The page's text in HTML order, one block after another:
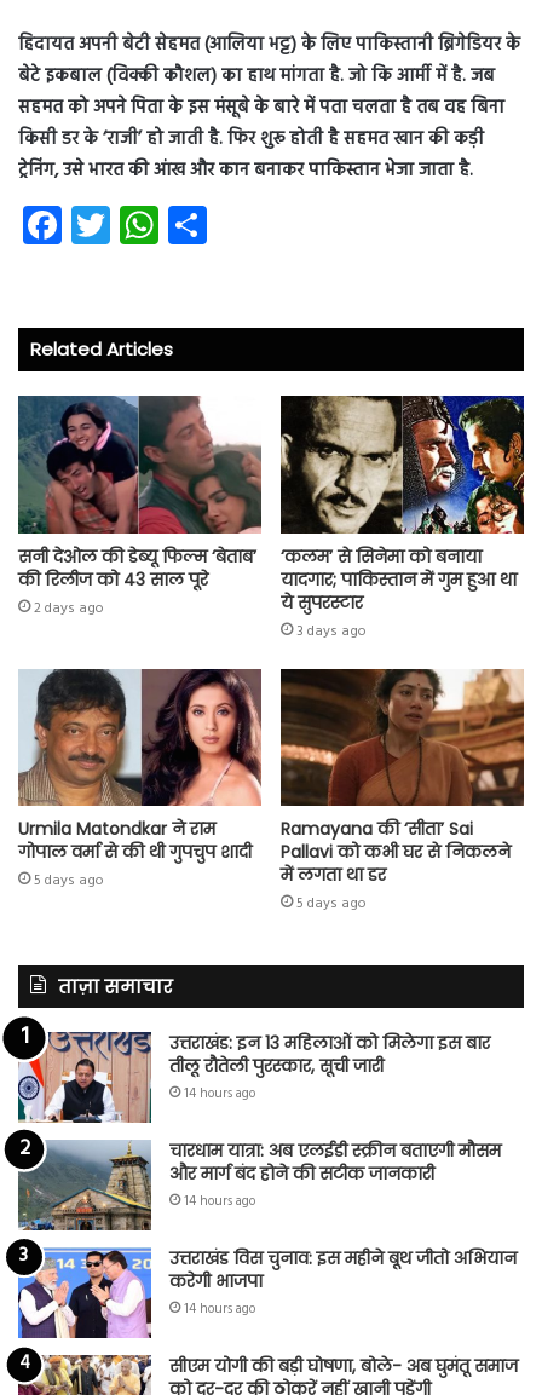
हिदायत अपनी बेटी सेहमत (आलिया भट्ट) के लिए पाकिस्तानी ब्रिगेडियर के
बेटे इकबाल (विक्की कौशल) का हाथ मांगता है. जो कि आर्मी में है. जब
सहमत को अपने पिता के इस मंसूबे के बारे में पता चलता है तब वह बिना
किसी डर के ‘राजी’ हो जाती है. फिर शुरू होती है सहमत खान की कड़ी
ट्रेनिंग, उसे भारत की आंख और कान बनाकर पाकिस्तान भेजा जाता है.
Fa
ce
o
ok
T
wi
er
W
ha
A
p
p
Related Articles
सनी देओल की डेब्यू फिल्म ‘बेताब’
की रिलीज को 43 साल पूरे
2 days ago
‘कलम’ से सिनेमा को बनाया
यादगार; पाकिस्तान में गुम हुआ था
ये सुपरस्टार
3 days ago
Urmila Matondkar ने राम
गोपाल वर्मा से की थी गुपचुप शादी
5 days ago
Ramayana की ‘सीता’ Sai
Pallavi को कभी घर से निकलने
में लगता था डर
5 days ago
ताज़ा समाचार
उत्तराखंड: इन 13 महिलाओं को मिलेगा इस बार
तीलू रौतेली पुरस्कार, सूची जारी
14 hours ago
चारधाम यात्रा: अब एलईडी स्क्रीन बताएगी मौसम
और मार्ग बंद होने की सटीक जानकारी
14 hours ago
उत्तराखंड विस चुनाव: इस महीने बूथ जीतो अभियान
करेगी भाजपा
14 hours ago
सीएम योगी की बड़ी घोषणा, बोले- अब घुमंतू समाज
को दर-दर की ठोकरें नहीं खानी पड़ेंगी